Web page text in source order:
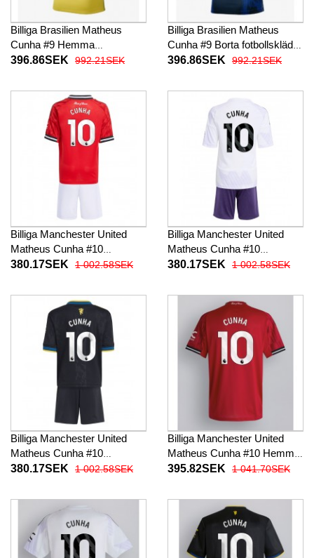
Billiga Brasilien Matheus
Cunha #9 Hemma
fotbollskläder Dam VM 2026
396.86SEK 992.21SEK
Billiga Brasilien Matheus
Cunha #9 Borta fotbollskläder
Dam VM 2026 Kortärmad
396.86SEK 992.21SEK
Billiga Manchester United
Matheus Cunha #10
Barnkläder Hemma
26 Kortärmad (+ Korta byxor)
380.17SEK 1 002.58SEK
Billiga Manchester United
Matheus Cunha #10
Barnkläder Borta
26 Kortärmad (+ Korta byxor)
380.17SEK 1 002.58SEK
Billiga Manchester United
Matheus Cunha #10
Barnkläder Tredje
26 Kortärmad (+ Korta byxor)
380.17SEK 1 002.58SEK
Billiga Manchester United
Matheus Cunha #10 Hemma
fotbollskläder 2025-26
395.82SEK 1 041.70SEK